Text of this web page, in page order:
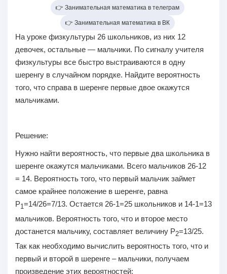
👉 Занимательная математика в телеграм
👉 Занимательная математика в ВК
На уроке физкультуры 26 школьников, из них 12
девочек, остальные — мальчики. По сигналу учителя
физкультуры все быстро выстраиваются в одну
шеренгу в случайном порядке. Найдите вероятность
того, что справа в шеренге первые двое окажутся
мальчиками.
Решение:
Нужно найти вероятность, что первые два школьника в
шеренге окажутся мальчиками. Всего мальчиков 26-12
= 14. Вероятность того, что первый мальчик займет
самое крайнее положение в шеренге, равна
Р1=14/26=7/13. Остается 26-1=25 школьников и 14-1=13
мальчиков. Вероятность того, что и второе место
достанется мальчику, составляет величину Р2=13/25.
Так как необходимо вычислить вероятность того, что и
первый и второй в шеренге – мальчики, получаем
произведение этих вероятностей: